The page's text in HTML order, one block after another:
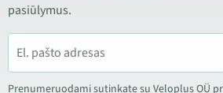
pasiūlymus.
Prenumeruodami sutinkate su Veloplus OÜ